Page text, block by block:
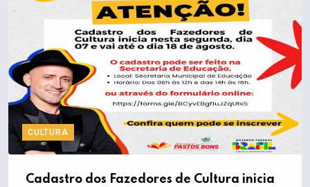
CULTURA
Cadastro dos Fazedores de Cultura inicia